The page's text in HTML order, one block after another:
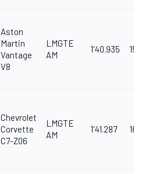
Aston
Martin
Vantage
V8
LMGTE
AM
1'40.935
Chevrolet
Corvette
C7-Z06
LMGTE
AM
1'41.287